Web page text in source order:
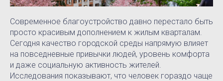
Современное благоустройство давно перестало быть
просто красивым дополнением к жилым кварталам.
Сегодня качество городской среды напрямую влияет
на повседневные привычки людей, уровень комфорта
и даже социальную активность жителей.
Исследования показывают, что человек гораздо чаще